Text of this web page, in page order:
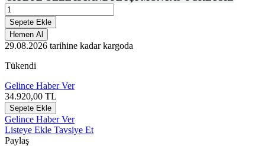
Sepete Ekle
Hemen Al
29.08.2026 tarihine kadar kargoda
Tükendi
Gelince Haber Ver
34.920,00 TL
Sepete Ekle
Gelince Haber Ver
Listeye Ekle Tavsiye Et
Paylaş